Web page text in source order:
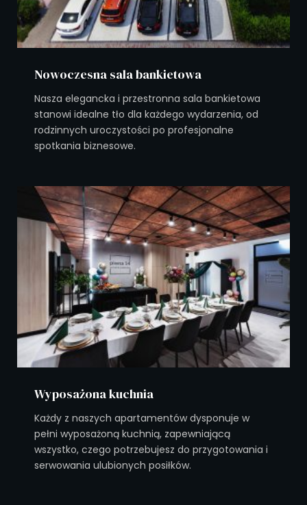
Nowoczesna sala bankietowa
Nasza elegancka i przestronna sala bankietowa
stanowi idealne tło dla każdego wydarzenia, od
rodzinnych uroczystości po profesjonalne
spotkania biznesowe.
Wyposażona kuchnia
Każdy z naszych apartamentów dysponuje w
pełni wyposażoną kuchnią, zapewniającą
wszystko, czego potrzebujesz do przygotowania i
serwowania ulubionych posiłków.